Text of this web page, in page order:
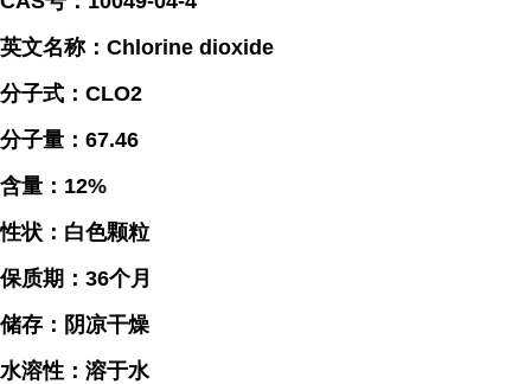
英文名称：Chlorine dioxide
分子式：CLO2
分子量：67.46
含量：12%
性状：白色颗粒
保质期：36个月
储存：阴凉干燥
水溶性：溶于水